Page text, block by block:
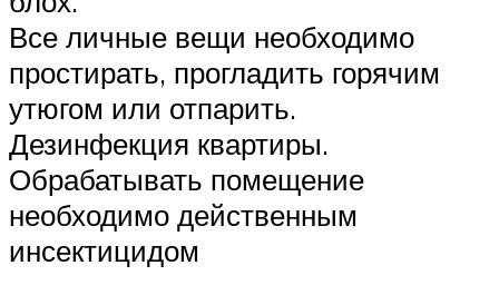
Все личные вещи необходимо
простирать, прогладить горячим
утюгом или отпарить.
Дезинфекция квартиры.
Обрабатывать помещение
необходимо действенным
инсектицидом